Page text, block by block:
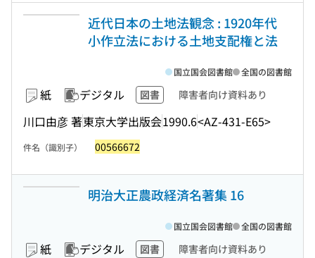
近代日本の土地法観念 : 1920年代
小作立法における土地支配権と法
紙 デジタル 図書 障害者向け資料あり
川口由彦 著東京大学出版会1990.6<AZ-431-E65>
国立国会図書館 全国の図書館
件名（識別子） 00566672
明治大正農政経済名著集 16
紙 デジタル 図書 障害者向け資料あり
国立国会図書館 全国の図書館